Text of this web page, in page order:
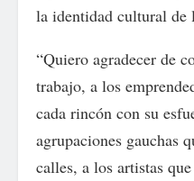
la identidad cultural de
“Quiero agradecer de
trabajo, a los
cada rincón con su
agrupaciones gauchas
calles, a los artistas